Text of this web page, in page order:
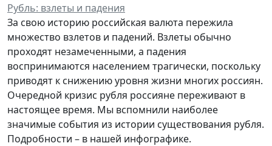
Рубль: взлеты и падения
За свою историю российская валюта пережила
множество взлетов и падений. Взлеты обычно
проходят незамеченными, а падения
воспринимаются населением трагически, поскольку
приводят к снижению уровня жизни многих россиян.
Очередной кризис рубля россияне переживают в
настоящее время. Мы вспомнили наиболее
значимые события из истории существования рубля.
Подробности – в нашей инфографике.